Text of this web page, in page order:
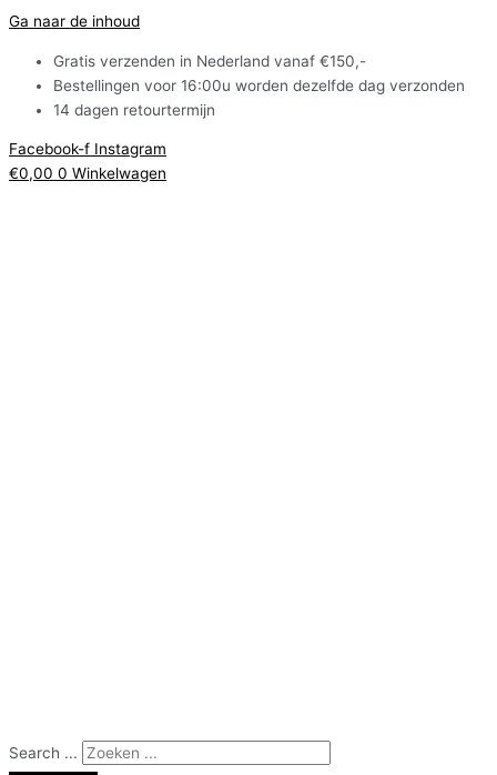
Ga naar de inhoud
Gratis verzenden in Nederland vanaf €150,-
Bestellingen voor 16:00u worden dezelfde dag verzonden
14 dagen retourtermijn
Facebook-f Instagram
€0,00 0 Winkelwagen
Search ...